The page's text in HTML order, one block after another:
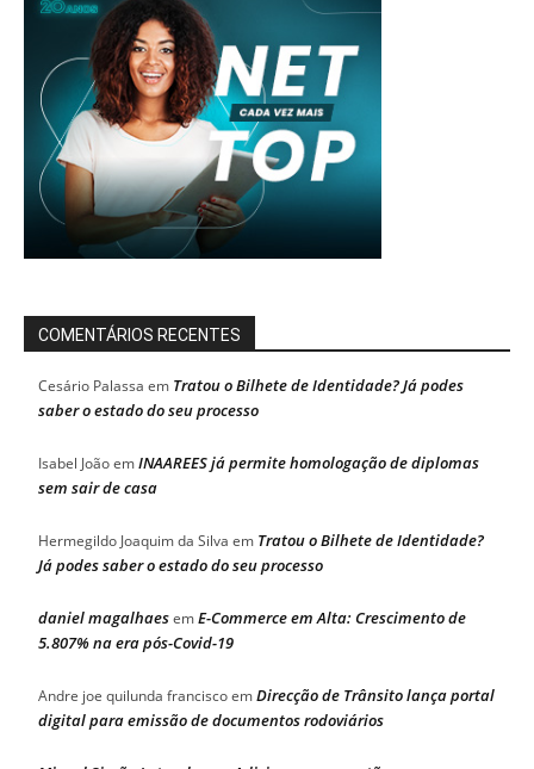
COMENTÁRIOS RECENTES
Cesário Palassa em Tratou o Bilhete de Identidade? Já podes
saber o estado do seu processo
Isabel JoãoemINAAREES já permite homologação de diplomas
sem sair de casa
Hermegildo Joaquim da Silva em Tratou o Bilhete de Identidade?
Já podes saber o estado do seu processo
daniel magalhaesemE-Commerce em Alta: Crescimento de
5.807% na era pós-Covid-19
Andre joe quilunda franciscoemDirecção de Trânsito lança portal
digital para emissão de documentos rodoviários